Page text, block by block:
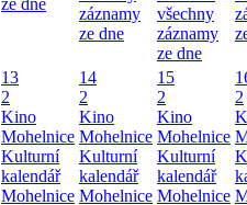
záznamy
ze dne
všechny
záznamy
ze dne
13
2
Kino
Mohelnice
Kulturní
kalendář
Mohelnice
14
2
Kino
Mohelnice
Kulturní
kalendář
Mohelnice
15
2
Kino
Mohelnice
Kulturní
kalendář
Mohelnice
2